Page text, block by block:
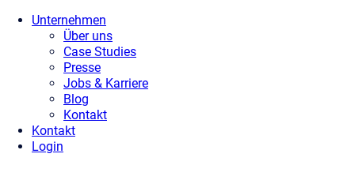
Unternehmen
Über uns
Case Studies
Presse
Jobs & Karriere
Blog
Kontakt
Kontakt
Login